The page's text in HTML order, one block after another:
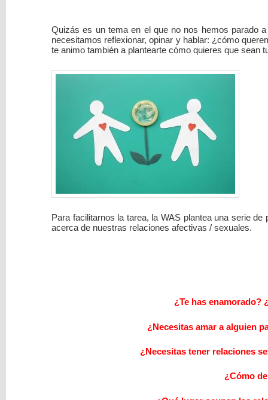
Quizás es un tema en el que no nos hemos parado
necesitamos reflexionar, opinar y hablar: ¿cómo
te animo también a plantearte cómo quieres que sean
Para facilitarnos la tarea, la WAS plantea una serie
acerca de nuestras relaciones afectivas / sexuales.
¿Te has enamorado?
¿Necesitas amar a alguien
¿Necesitas tener relaciones
¿Cómo